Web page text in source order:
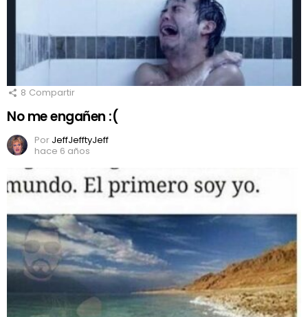
8 Compartir
No me engañen :(
Por JeffJefftyJeff
hace 6 años